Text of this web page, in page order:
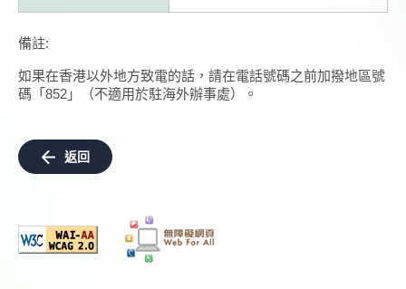
備註:
如果在香港以外地方致電的話，請在電話號碼之前加撥地區號
碼「852」（不適用於駐海外辦事處）。
返回